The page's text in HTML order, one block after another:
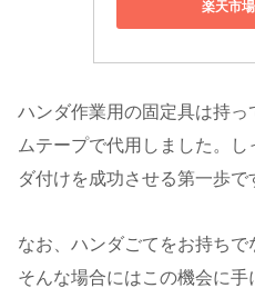
楽天市
ハンダ作業用の固定具は持
ムテープで代用しました。
ダ付けを成功させる第一歩で
なお、ハンダごてをお持ちで
そんな場合にはこの機会に